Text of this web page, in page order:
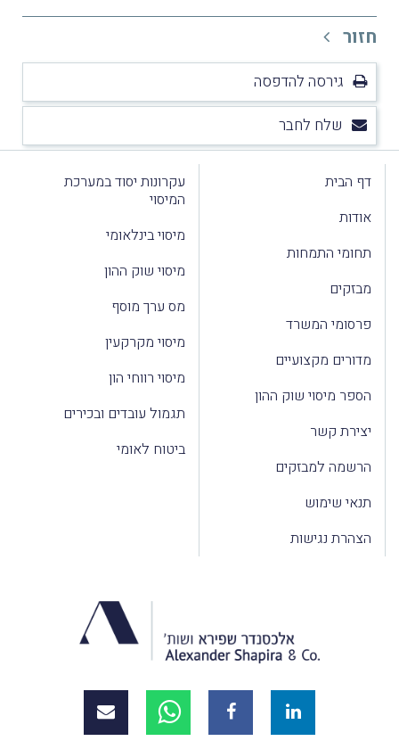
חזור
גירסה להדפסה
שלח לחבר
דף הבית
אודות
תחומי התמחות
מבזקים
פרסומי המשרד
מדורים מקצועיים
הספר מיסוי שוק ההון
יצירת קשר
הרשמה למבזקים
תנאי שימוש
הצהרת נגישות
עקרונות יסוד במערכת
המיסוי
מיסוי בינלאומי
מיסוי שוק ההון
מס ערך מוסף
מיסוי מקרקעין
מיסוי רווחי הון
תגמול עובדים ובכירים
ביטוח לאומי